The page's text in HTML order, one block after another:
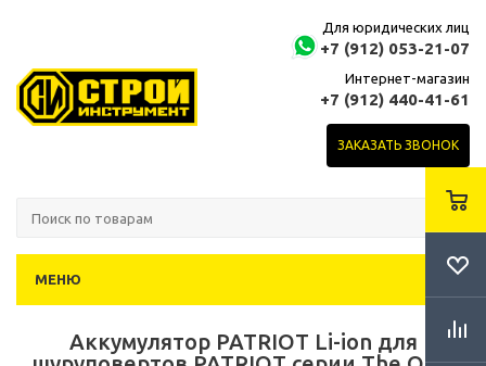
Для юридических лиц
+7 (912) 053-21-07
Интернет-магазин
+7 (912) 440-41-61
ЗАКАЗАТЬ ЗВОНОК
МЕНЮ
Аккумулятор PATRIOT Li-ion для